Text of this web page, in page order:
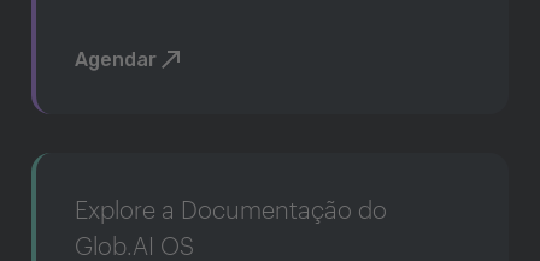
Agendar
Explore a Documentação do
Glob.AI OS